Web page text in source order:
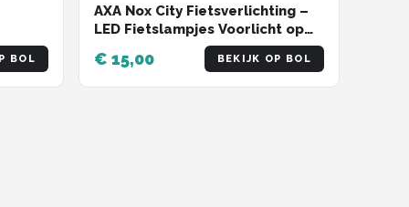
BOL
AXA Nox City Fietsverlichting –
LED Fietslampjes Voorlicht op
Batterijen – Waterdicht –
Fietslicht met Reflector en
Zijzicht – Geschikt voor
€ 15,00 BEKIJK OP BOL